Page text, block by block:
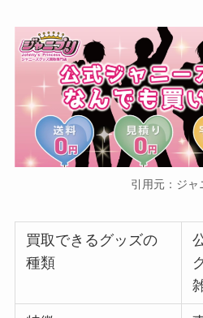
引用元：ジャ
買取できるグッズの
種類